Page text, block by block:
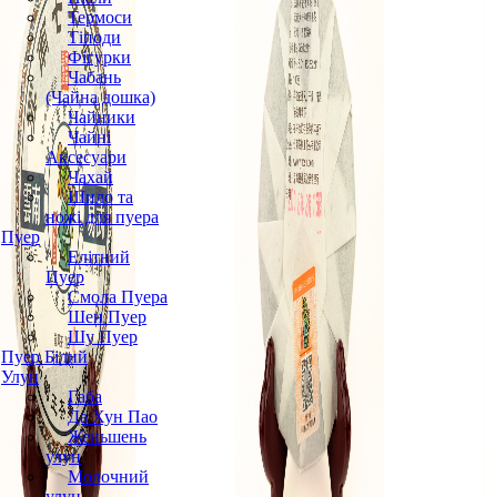
Термоси
Тіподи
Фігурки
Чабань
(Чайна дошка)
Чайники
Чайні
Аксесуари
Чахай
Шило та
ножі для пуера
Пуер
Елітний
Пуер
Смола Пуера
Шен Пуер
Шу Пуер
Пуер Білий
Улун
Габа
Да Хун Пао
Женьшень
улун
Молочний